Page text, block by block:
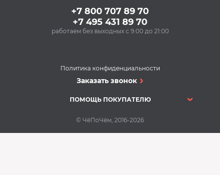
+7 800 707 89 70
+7 495 431 89 70
работаем без выходных с 9:00 до 21:00
Политика конфиденциальности
Заказать звонок
ПОМОЩЬ ПОКУПАТЕЛЮ
© ЧёПоЧём, 2016-2026